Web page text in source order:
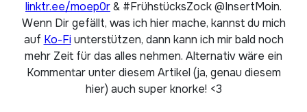
linktr.ee/moep0r& #FrühstücksZock @InsertMoin.
Wenn Dir gefällt, was ich hier mache, kannst du mich
auf Ko-Fiunterstützen, dann kann ich mir bald noch
mehr Zeit für das alles nehmen. Alternativ wäre ein
Kommentar unter diesem Artikel (ja, genau diesem
hier) auch super knorke! <3